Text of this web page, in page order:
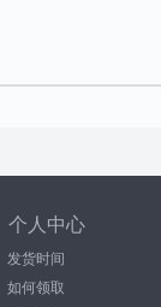
个人中心
发货时间
如何领取